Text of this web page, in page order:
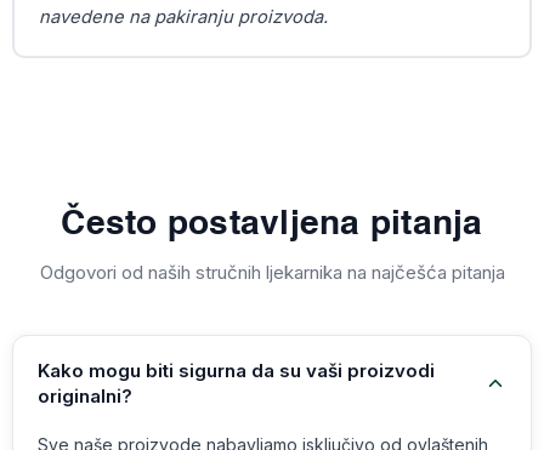
navedene na pakiranju proizvoda.
Često postavljena pitanja
Odgovori od naših stručnih ljekarnika na najčešća pitanja
Kako mogu biti sigurna da su vaši proizvodi
originalni?
Sve naše proizvode nabavljamo isključivo od ovlaštenih